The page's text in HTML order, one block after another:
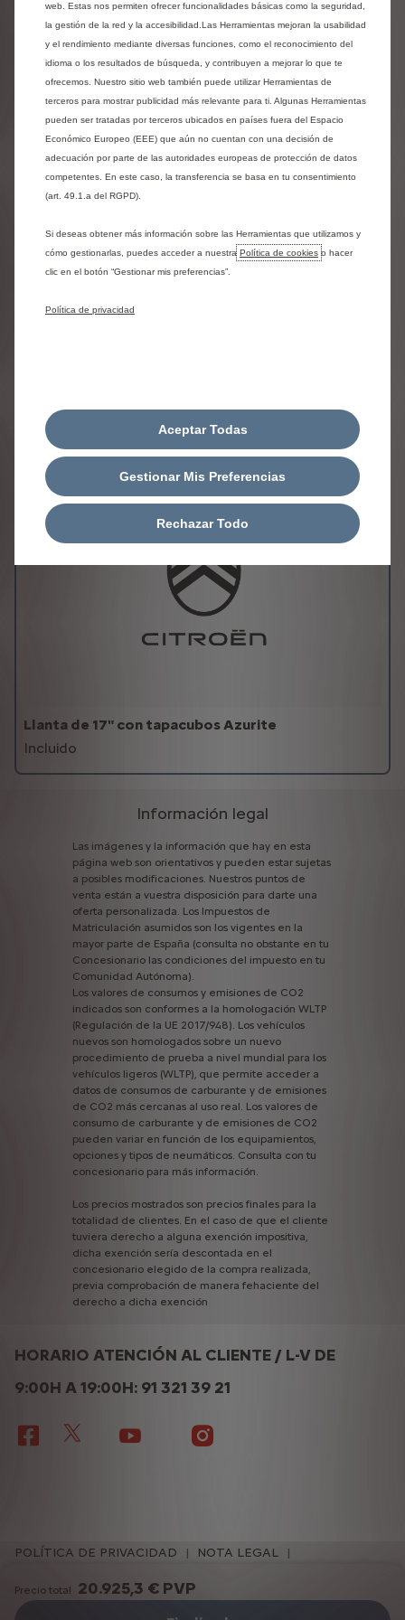
Comfort
LLANTAS
Llanta de 17" con tapacubos Azurite
Incluido
Precio total 20.925,3 € PVP
Información legal
Las imágenes y la información que hay en esta
página web son orientativos y pueden estar sujetas
a posibles modificaciones. Nuestros puntos de
venta están a vuestra disposición para darte una
oferta personalizada. Los Impuestos de
Matriculación asumidos son los vigentes en la
mayor parte de España (consulta no obstante en tu
Concesionario las condiciones del impuesto en tu
Comunidad Autónoma).
Los valores de consumos y emisiones de CO2
indicados son conformes a la homologación WLTP
(Regulación de la UE 2017/948). Los vehículos
nuevos son homologados sobre un nuevo
procedimiento de prueba a nivel mundial para los
vehículos ligeros (WLTP), que permite acceder a
datos de consumos de carburante y de emisiones
de CO2 más cercanas al uso real. Los valores de
consumo de carburante y de emisiones de CO2
pueden variar en función de los equipamientos,
opciones y tipos de neumáticos. Consulta con tu
concesionario para más información.
Los precios mostrados son precios finales para la
totalidad de clientes. En el caso de que el cliente
tuviera derecho a alguna exención impositiva,
dicha exención sería descontada en el
concesionario elegido de la compra realizada,
previa comprobación de manera fehaciente del
derecho a dicha exención
HORARIO ATENCIÓN AL CLIENTE / L-V DE
9:00H A 19:00H: 91 321 39 21
POLÍTICA DE PRIVACIDAD
NOTA LEGAL
ACCESIBILIDAD
EU DATA ACT
web. Estas nos permiten ofrecer funcionalidades básicas como la seguridad,
la gestión de la red y la accesibilidad.Las Herramientas mejoran la usabilidad
y el rendimiento mediante diversas funciones, como el reconocimiento del
idioma o los resultados de búsqueda, y contribuyen a mejorar lo que te
ofrecemos. Nuestro sitio web también puede utilizar Herramientas de
terceros para mostrar publicidad más relevante para ti. Algunas Herramientas
pueden ser tratadas por terceros ubicados en países fuera del Espacio
Económico Europeo (EEE) que aún no cuentan con una decisión de
adecuación por parte de las autoridades europeas de protección de datos
competentes. En este caso, la transferencia se basa en tu consentimiento
(art. 49.1.a del RGPD).
Si deseas obtener más información sobre las Herramientas que utilizamos y
cómo gestionarlas, puedes acceder a nuestra Política de cookies o hacer
clic en el botón “Gestionar mis preferencias”.
Política de privacidad
Gestionar Mis Preferencias
Aceptar Todas
Rechazar Todo